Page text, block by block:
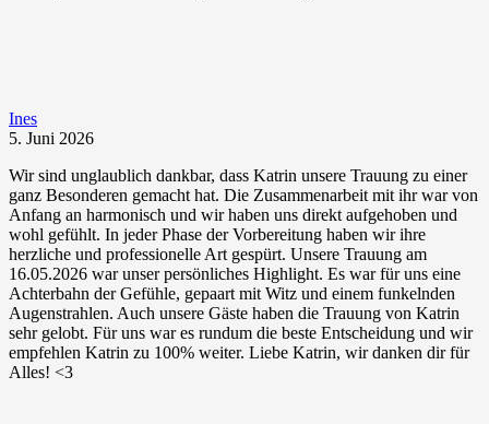
Ines
5. Juni 2026
Wir sind unglaublich dankbar, dass Katrin unsere Trauung zu einer
ganz Besonderen gemacht hat. Die Zusammenarbeit mit ihr war von
Anfang an harmonisch und wir haben uns direkt aufgehoben und
wohl gefühlt. In jeder Phase der Vorbereitung haben wir ihre
herzliche und professionelle Art gespürt. Unsere Trauung am
16.05.2026 war unser persönliches Highlight. Es war für uns eine
Achterbahn der Gefühle, gepaart mit Witz und einem funkelnden
Augenstrahlen. Auch unsere Gäste haben die Trauung von Katrin
sehr gelobt. Für uns war es rundum die beste Entscheidung und wir
empfehlen Katrin zu 100% weiter. Liebe Katrin, wir danken dir für
Alles! <3